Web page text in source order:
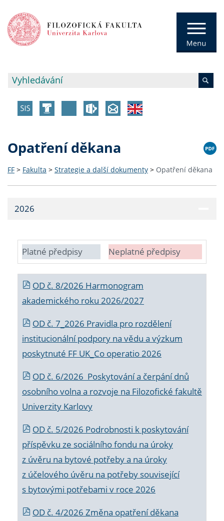
Opatření děkana
FF > Fakulta > Strategie a další dokumenty > Opatření děkana
2026
Platné předpisy Neplatné předpisy
OD č. 8/2026 Harmonogram
akademického roku 2026/2027
OD č. 7_2026 Pravidla pro rozdělení
institucionální podpory na vědu a výzkum
poskytnuté FF UK_Co operatio 2026
OD č. 6/2026 Poskytování a čerpání dnů
osobního volna a rozvoje na Filozofické fakultě
Univerzity Karlovy
OD č. 5/2026 Podrobnosti k poskytování
příspěvku ze sociálního fondu na úroky
z úvěru na bytové potřeby a na úroky
z účelového úvěru na potřeby související
s bytovými potřebami v roce 2026
OD č. 4/2026 Změna opatření děkana